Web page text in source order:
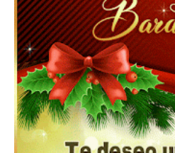
Feliz Navidad y próspero